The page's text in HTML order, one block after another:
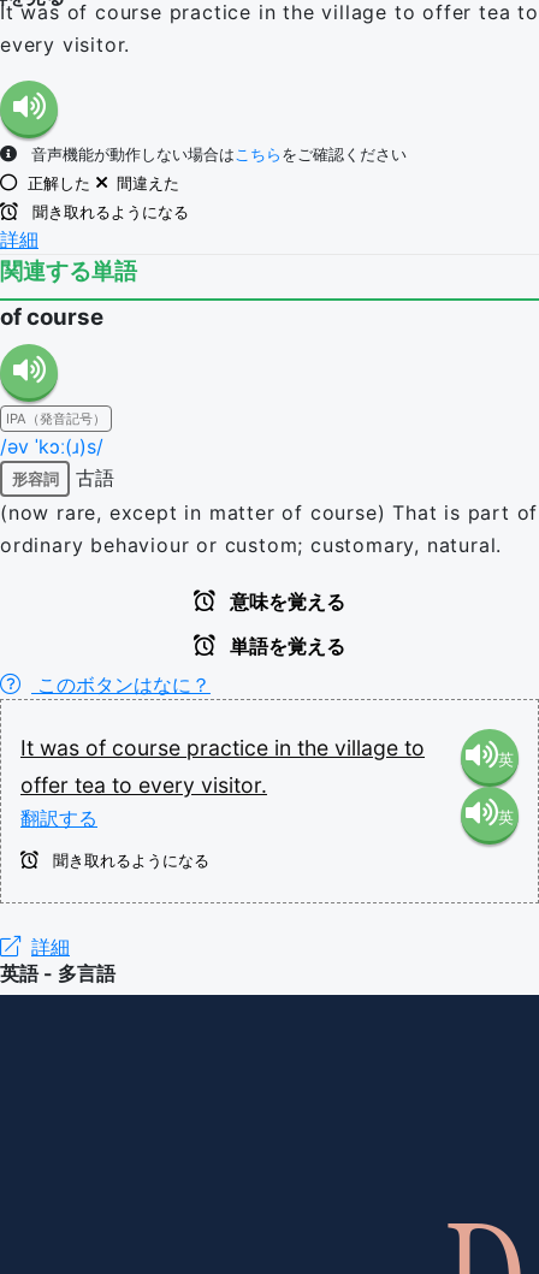
It was of course practice in the village to offer tea to
every visitor.
音声機能が動作しない場合はこちら をご確認ください
正解した
間違えた
聞き取れるようになる
詳細
関連する単語
of course
IPA（発音記号）
/əv ˈkɔː(ɹ)s/
形容詞
古語
(now rare, except in matter of course) That is part of
ordinary behaviour or custom; customary, natural.
意味を覚える
単語を覚える
このボタンはなに？
It was of course practice in the village to
offer tea to every visitor.
翻訳する
英
語（米
英
聞き取れるようになる
詳細
英語 - 多言語